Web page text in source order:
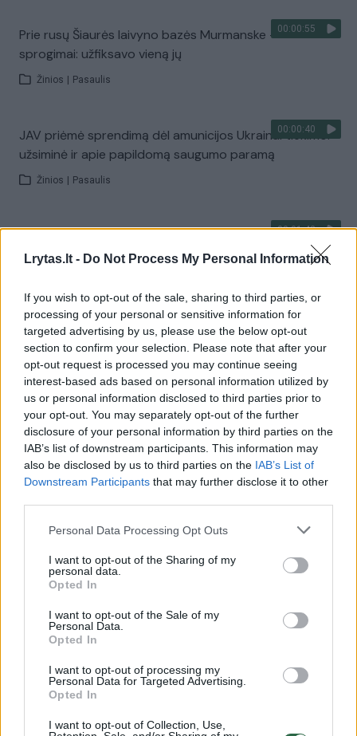
Lrytas.lt - Do Not Process My Personal Information
If you wish to opt-out of the sale, sharing to third parties, or
processing of your personal or sensitive information for
targeted advertising by us, please use the below opt-out
section to confirm your selection. Please note that after your
opt-out request is processed you may continue seeing
interest-based ads based on personal information utilized by
us or personal information disclosed to third parties prior to
your opt-out. You may separately opt-out of the further
disclosure of your personal information by third parties on the
IAB’s list of downstream participants. This information may
also be disclosed by us to third parties on the IAB’s List of
Downstream Participants that may further disclose it to other
Personal Data Processing Opt Outs
I want to opt-out of the Sharing of my
personal data.
Opted In
I want to opt-out of the Sale of my
Personal Data.
Opted In
I want to opt-out of processing my
Personal Data for Targeted Advertising.
Opted In
I want to opt-out of Collection, Use,
00:00:55
Prie rusų Šiaurės laivyno bazės Murmanske –
sprogimai: užfiksavo vieną jų
Žinios Pasaulis
00:00:40
JAV priėmė sprendimą dėl amunicijos Ukrainai tiekimo:
užsiminė ir apie papildomą saugumo paramą
Žinios Pasaulis
00:01:42
universitetas gaus už perleistas žemes „Rheinmetall“
Žinios | Lietuvos diena
00:02:41
„Rheinmetall“ laiko didžiausia Lietuvos gynybos
investicija: įvardijo, kur svarsto įkurti gamyklą
Žinios | Lietuvos diena
00:00:45
Iš V. Zelenskio lūpų – prašymas: sąjungininkus ragina
parodyti tokią pačią vienybę kaip ir Izraelio atžvilgiu
Papasakojo, kokią karybos įrangą Ukrainai kurs
Lietuvoje: išskyrė didžiausią paklausą turinčią amuniciją
amunicijos sandėlis išlėkė į orą
Žinios | Pasaulis